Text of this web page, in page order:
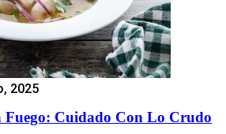
2025
Fuego: Cuidado Con Lo Crudo